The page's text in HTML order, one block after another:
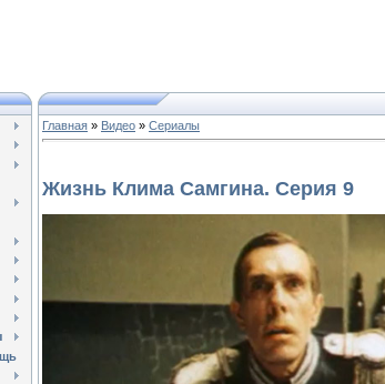
Главная » Видео » Сериалы
Жизнь Клима Самгина. Серия 9